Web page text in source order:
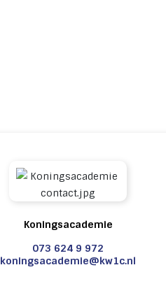
Koningsacademie
073 624 9 972
koningsacademie@kw1c.nl